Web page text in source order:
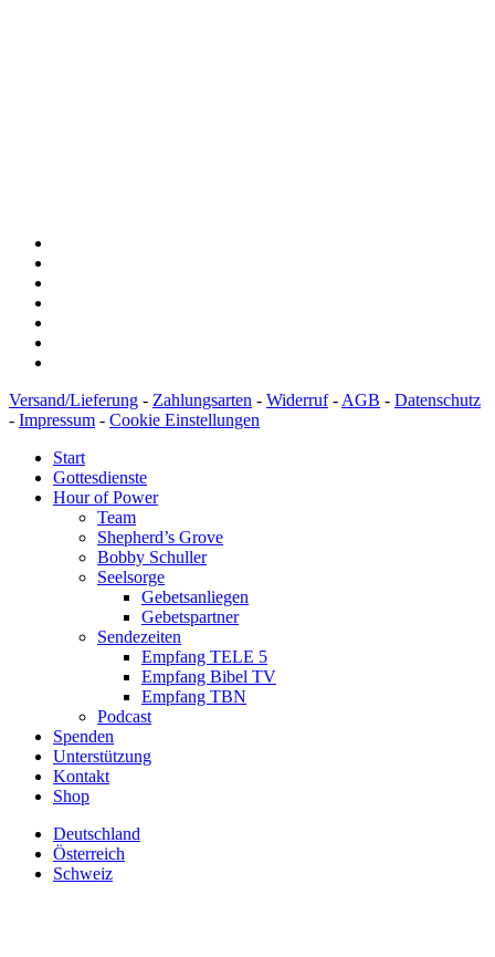
Versand/Lieferung - Zahlungsarten - Widerruf- AGB - Datenschutz
- Impressum - Cookie Einstellungen
Start
Gottesdienste
Hour of Power
Team
Shepherd’s Grove
Bobby Schuller
Seelsorge
Gebetsanliegen
Gebetspartner
Sendezeiten
Empfang TELE 5
Empfang Bibel TV
Empfang TBN
Podcast
Spenden
Unterstützung
Kontakt
Shop
Deutschland
Österreich
Schweiz